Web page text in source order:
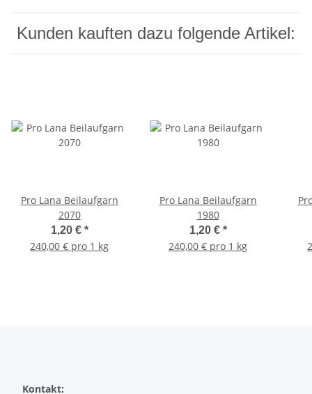
Kunden kauften dazu folgende Artikel:
Pro Lana Beilaufgarn
2070
1,20 € *
240,00 € pro 1 kg
Pro Lana Beilaufgarn
1980
1,20 € *
240,00 € pro 1 kg
Kontakt: